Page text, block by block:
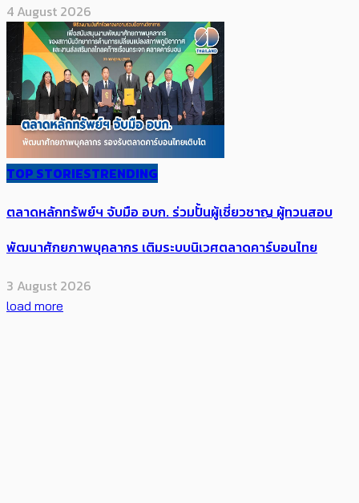
4 August 2026
TOP STORIESTRENDING
ตลาดหลักทรัพย์ฯ จับมือ อบก. ร่วมปั้นผู้เชี่ยวชาญ ผู้ทวนสอบ
พัฒนาศักยภาพบุคลากร เติมระบบนิเวศตลาดคาร์บอนไทย
3 August 2026
load more